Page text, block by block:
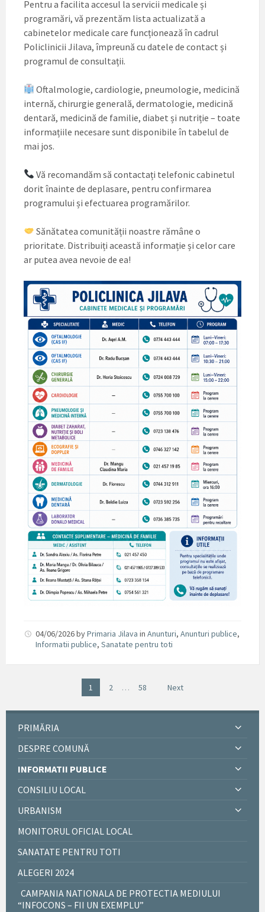
Pentru a facilita accesul la servicii medicale și
programări, vă prezentăm lista actualizată a
cabinetelor medicale care funcționează în cadrul
Policlinicii Jilava, împreună cu datele de contact și
programul de consultații.
Oftalmologie, cardiologie, pneumologie, medicină
internă, chirurgie generală, dermatologie, medicină
dentară, medicină de familie, diabet și nutriție – toate
informațiile necesare sunt disponibile în tabelul de
mai jos.
Vă recomandăm să contactați telefonic cabinetul
dorit înainte de deplasare, pentru confirmarea
programului și efectuarea programărilor.
Sănătatea comunității noastre rămâne o
prioritate. Distribuiți această informație și celor care
ar putea avea nevoie de ea!
04/06/2026byPrimaria Jilava in Anunturi, Anunturi publice,
Informatii publice, Sanatate pentru toti
1 2 … 58 Next
PRIMĂRIA
DESPRE COMUNĂ
INFORMATII PUBLICE
CONSILIU LOCAL
URBANISM
MONITORUL OFICIAL LOCAL
SANATATE PENTRU TOTI
ALEGERI 2024
CAMPANIA NATIONALA DE PROTECTIA MEDIULUI
“INFOCONS – FII UN EXEMPLU”